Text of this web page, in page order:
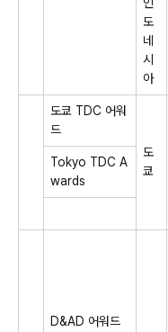
도
네
시
아
도쿄 TDC 어워
드
도
쿄
Tokyo TDC A
wards
D&AD 어워드